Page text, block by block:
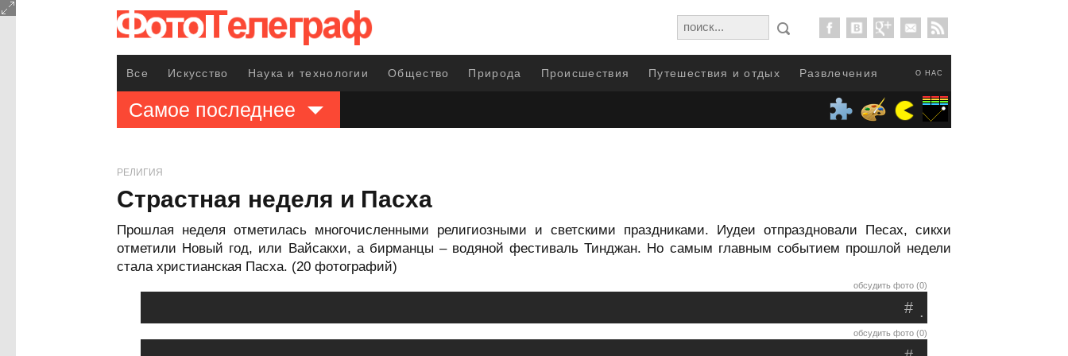
О НАС
Все Искусство Наука и технологии Общество Природа Происшествия Путешествия и отдых Развлечения
Самое последнее
РЕЛИГИЯ
Страстная неделя и Пасха
Прошлая неделя отметилась многочисленными религиозными и светскими праздниками. Иудеи отпраздновали Песах, сикхи
отметили Новый год, или Вайсакхи, а бирманцы – водяной фестиваль Тинджан. Но самым главным событием прошлой недели
стала христианская Пасха. (20 фотографий)
обсудить фото (0)
.
#
обсудить фото (0)